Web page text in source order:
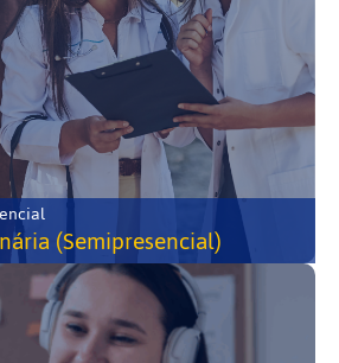
(Semipresencial)